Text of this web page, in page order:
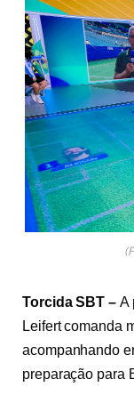
Torcida SBT – A
Leifert comanda
acompanhando
preparação para